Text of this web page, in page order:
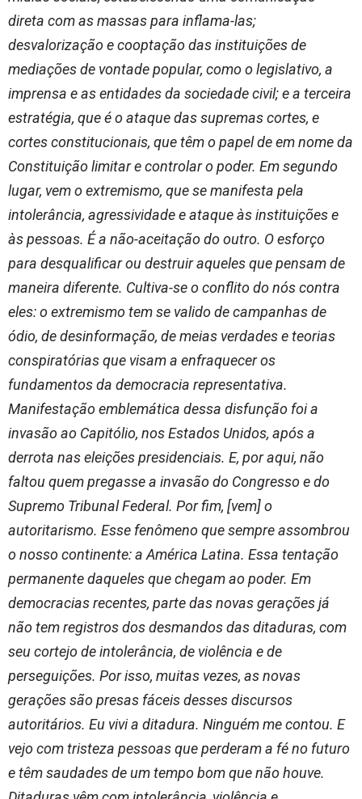
direta com as massas para inflama-las;
desvalorização e cooptação das instituições de
mediações de vontade popular, como o legislativo, a
imprensa e as entidades da sociedade civil; e a terceira
estratégia, que é o ataque das supremas cortes, e
cortes constitucionais, que têm o papel de em nome da
Constituição limitar e controlar o poder. Em segundo
lugar, vem o extremismo, que se manifesta pela
intolerância, agressividade e ataque às instituições e
às pessoas. É a não-aceitação do outro. O esforço
para desqualificar ou destruir aqueles que pensam de
maneira diferente. Cultiva-se o conflito do nós contra
eles: o extremismo tem se valido de campanhas de
ódio, de desinformação, de meias verdades e teorias
conspiratórias que visam a enfraquecer os
fundamentos da democracia representativa.
Manifestação emblemática dessa disfunção foi a
invasão ao Capitólio, nos Estados Unidos, após a
derrota nas eleições presidenciais. E, por aqui, não
faltou quem pregasse a invasão do Congresso e do
Supremo Tribunal Federal. Por fim, [vem] o
autoritarismo. Esse fenômeno que sempre assombrou
o nosso continente: a América Latina. Essa tentação
permanente daqueles que chegam ao poder. Em
democracias recentes, parte das novas gerações já
não tem registros dos desmandos das ditaduras, com
seu cortejo de intolerância, de violência e de
perseguições. Por isso, muitas vezes, as novas
gerações são presas fáceis desses discursos
autoritários. Eu vivi a ditadura. Ninguém me contou. E
vejo com tristeza pessoas que perderam a fé no futuro
e têm saudades de um tempo bom que não houve.